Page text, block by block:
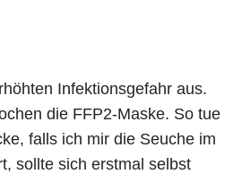
Infektionsgefahr aus.
die FFP2-Maske. So tue
falls ich mir die Seuche im
sollte sich erstmal selbst